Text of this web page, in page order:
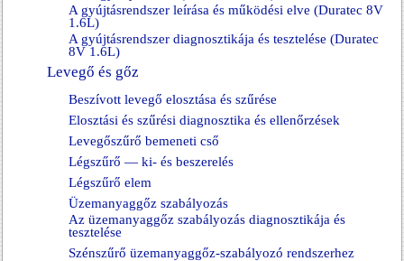
A gyújtásrendszer leírása és működési elve (Duratec 8V
1.6L)
A gyújtásrendszer diagnosztikája és tesztelése (Duratec
8V 1.6L)
Levegő és gőz
Beszívott levegő elosztása és szűrése
Elosztási és szűrési diagnosztika és ellenőrzések
Levegőszűrő bemeneti cső
Légszűrő — ki- és beszerelés
Légszűrő elem
Üzemanyaggőz szabályozás
Az üzemanyaggőz szabályozás diagnosztikája és
tesztelése
Szénszűrő üzemanyaggőz-szabályozó rendszerhez